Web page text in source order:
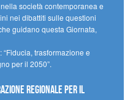
società contemporanea e
nei dibattiti sulle questioni
guidano questa Giornata,
trasformazione e
per il 2050”.
regionale per il